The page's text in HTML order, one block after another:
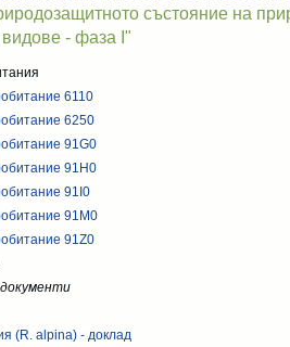
състояние на
- фаза I"
6110
6250
91G0
91H0
91I0
91M0
91Z0
(R. alpina) - доклад